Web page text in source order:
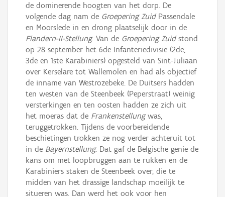
de dominerende hoogten van het dorp. De
volgende dag nam de Groepering ZuidPassendale
en Moorslede in en drong plaatselijk door in de
Flandern-II-Stellung. Van de Groepering Zuidstond
op 28 september het 6de Infanteriedivisie (2de,
3de en 1ste Karabiniers) opgesteld van Sint-Juliaan
over Kerselare tot Wallemolen en had als objectief
de inname van Westrozebeke. De Duitsers hadden
ten westen van de Steenbeek (Peperstraat) weinig
versterkingen en ten oosten hadden ze zich uit
het moeras dat de Frankenstellungwas,
teruggetrokken. Tijdens de voorbereidende
beschietingen trokken ze nog verder achteruit tot
in de Bayernstellung. Dat gaf de Belgische genie de
kans om met loopbruggen aan te rukken en de
Karabiniers staken de Steenbeek over, die te
midden van het drassige landschap moeilijk te
situeren was. Dan werd het ook voor hen